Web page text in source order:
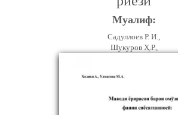
Муалиф:
Садуллоев Р. И.,
Шукуров Ҳ.Р.,